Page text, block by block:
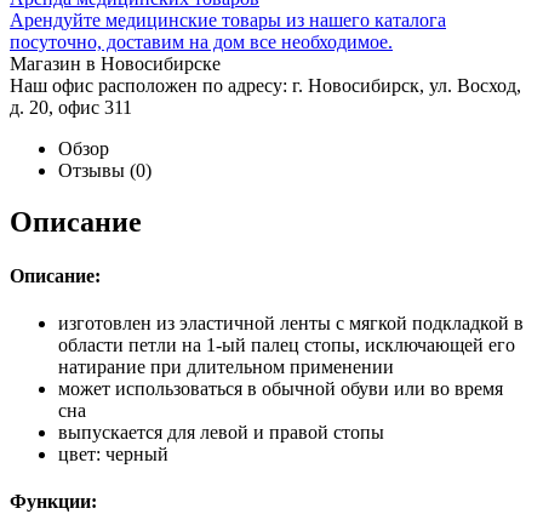
Арендуйте медицинские товары из нашего каталога
посуточно, доставим на дом все необходимое.
Магазин в Новосибирске
Наш офис расположен по адресу: г. Новосибирск, ул. Восход,
д. 20, офис 311
Обзор
Отзывы (0)
Описание
Описание:
изготовлен из эластичной ленты с мягкой подкладкой в
области петли на 1-ый палец стопы, исключающей его
натирание при длительном применении
может использоваться в обычной обуви или во время
сна
выпускается для левой и правой стопы
цвет: черный
Функции: